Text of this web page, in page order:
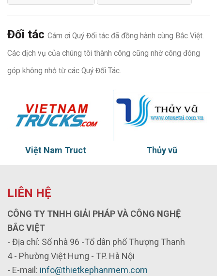
Đối tác Cám ơi Quý Đối tác đã đồng hành cùng Bắc Việt.
Các dịch vụ của chúng tôi thành công cũng nhờ công đóng
góp không nhỏ từ các Quý Đối Tác.
Việt Nam Truct Thủy vũ
LIÊN HỆ
CÔNG TY TNHH GIẢI PHÁP VÀ CÔNG NGHỆ
BẮC VIỆT
- Địa chỉ: Số nhà 96 -Tổ dân phố Thượng Thanh
4 - Phường Việt Hưng - TP. Hà Nội
- E-mail: info@thietkephanmem.com